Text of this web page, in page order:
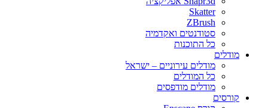
Skatter
ZBrush
סטודנטים ואקדמיה
כל התוכנות
מודלים
מודלים עירוניים – ישראל
כל המודלים
מודלים מודפסים
קורסים